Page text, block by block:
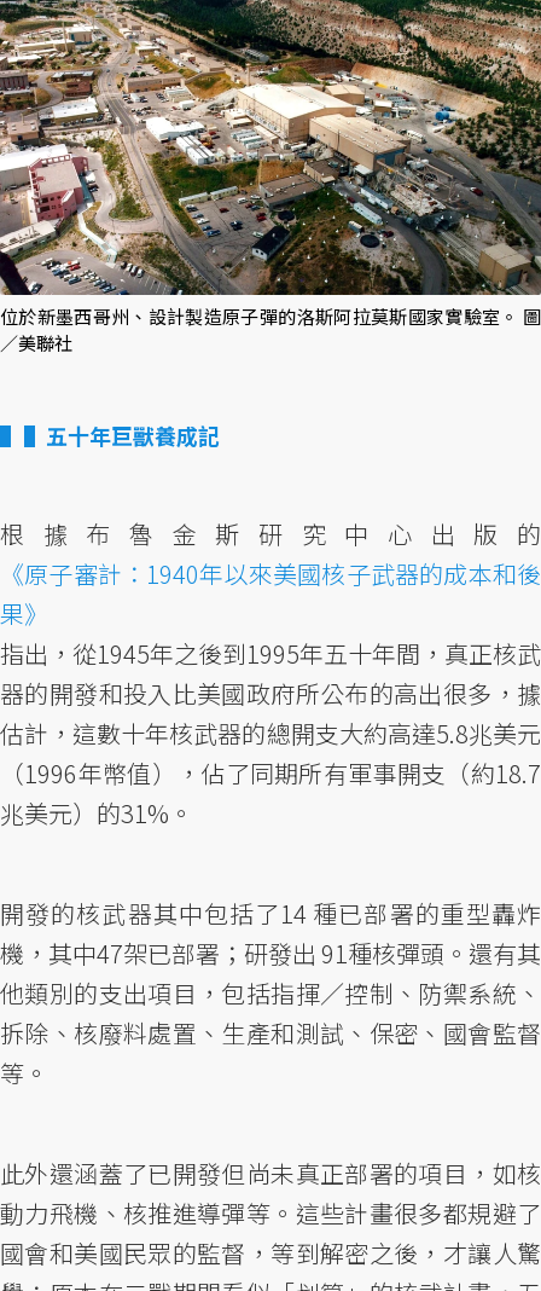
位於新墨西哥州、設計製造原子彈的洛斯阿拉莫斯國家實驗室。 圖
／美聯社
▌五十年巨獸養成記
根據布魯金斯研究中心出版的
《原子審計：1940年以來美國核子武器的成本和後
果》
指出，從1945年之後到1995年五十年間，真正核武
器的開發和投入比美國政府所公布的高出很多，據
估計，這數十年核武器的總開支大約高達5.8兆美元
（1996年幣值），佔了同期所有軍事開支（約18.7
兆美元）的31%。
開發的核武器其中包括了14 種已部署的重型轟炸
機，其中47架已部署；研發出 91種核彈頭。還有其
他類別的支出項目，包括指揮／控制、防禦系統、
拆除、核廢料處置、生產和測試、保密、國會監督
等。
此外還涵蓋了已開發但尚未真正部署的項目，如核
動力飛機、核推進導彈等。這些計畫很多都規避了
國會和美國民眾的監督，等到解密之後，才讓人驚